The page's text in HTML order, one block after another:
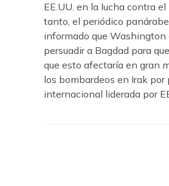
EE.UU. en la lucha contra
tanto, el periódico
informado que
persuadir a Bagdad para
que esto afectaría en gran
los bombardeos en Irak
internacional liderada por